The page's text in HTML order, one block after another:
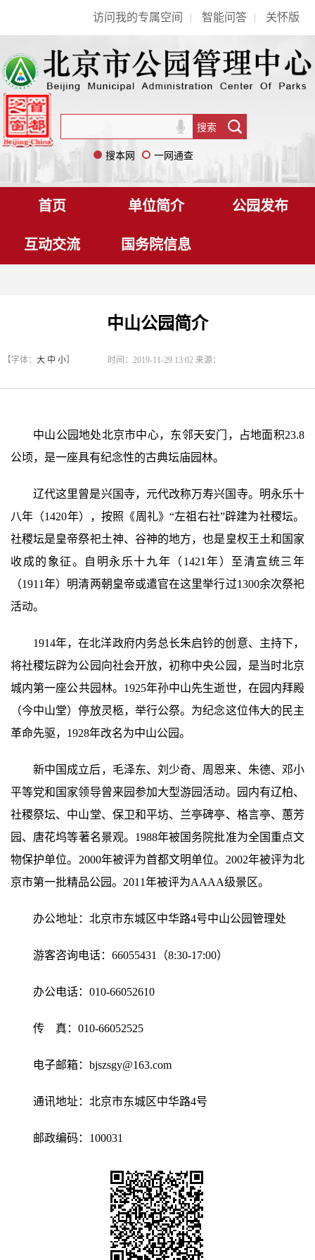
访问我的专属空间 | 智能问答 | 关怀版
搜本网 一网通查
首页 单位简介 公园发布
互动交流 国务院信息
中山公园简介
时间：2019-11-29 13:02 来源：
【字体： 大 中 小】
中山公园地处北京市中心，东邻天安门，占地面积23.8
公顷，是一座具有纪念性的古典坛庙园林。
辽代这里曾是兴国寺，元代改称万寿兴国寺。明永乐十
八年（1420年），按照《周礼》“左祖右社”辟建为社稷坛。
社稷坛是皇帝祭祀土神、谷神的地方，也是皇权王土和国家
收成的象征。自明永乐十九年（1421年）至清宣统三年
（1911年）明清两朝皇帝或遣官在这里举行过1300余次祭祀
活动。
1914年，在北洋政府内务总长朱启钤的创意、主持下，
将社稷坛辟为公园向社会开放，初称中央公园，是当时北京
城内第一座公共园林。1925年孙中山先生逝世，在园内拜殿
（今中山堂）停放灵柩，举行公祭。为纪念这位伟大的民主
革命先驱，1928年改名为中山公园。
新中国成立后，毛泽东、刘少奇、周恩来、朱德、邓小
平等党和国家领导曾来园参加大型游园活动。园内有辽柏、
社稷祭坛、中山堂、保卫和平坊、兰亭碑亭、格言亭、蕙芳
园、唐花坞等著名景观。1988年被国务院批准为全国重点文
物保护单位。2000年被评为首都文明单位。2002年被评为北
京市第一批精品公园。2011年被评为AAAA级景区。
办公地址：北京市东城区中华路4号中山公园管理处
游客咨询电话：66055431（8:30-17:00）
办公电话：010-66052610
传 真：010-66052525
电子邮箱：bjszsgy@163.com
通讯地址：北京市东城区中华路4号
邮政编码：100031